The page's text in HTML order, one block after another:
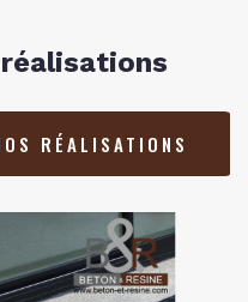
RÉALISATIONS